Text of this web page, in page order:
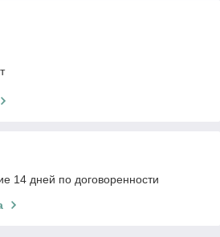
14 дней по договоренности